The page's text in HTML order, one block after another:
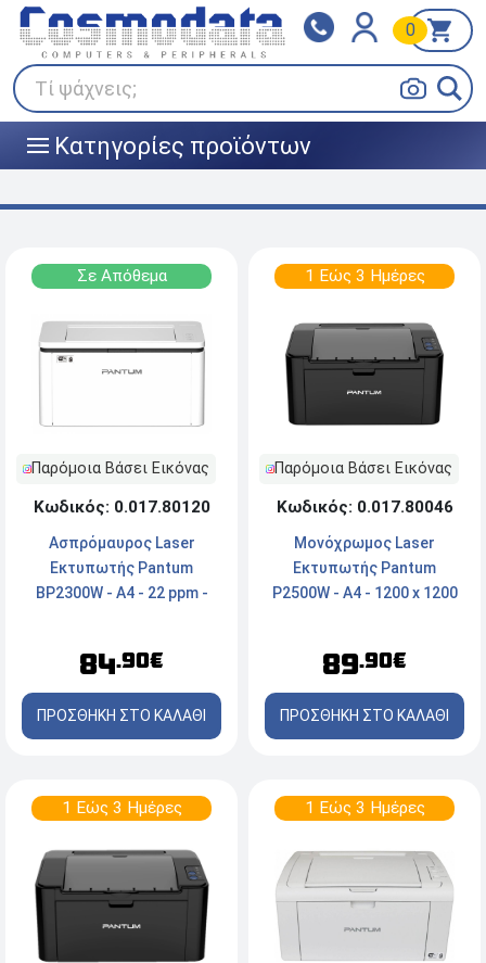
Τί ψάχνεις;
0
||| Κατηγορίες προϊόντων
Klarna
Πληρώστε σε 3
άτοκες δόσεις
BOX NOW
Σε Απόθεμα
Παρόμοια Βάσει Εικόνας
Κωδικός: 0.017.80120
Ασπρόμαυρος Laser
Εκτυπωτής Pantum
BP2300W - Α4 - 22 ppm -
84.90€
ΠΡΟΣΘΗΚΗ ΣΤΟ ΚΑΛΑΘΙ
1 Εώς 3 Ημέρες
Παρόμοια Βάσει Εικόνας
Κωδικός: 0.017.80046
Μονόχρωμος Laser
Εκτυπωτής Pantum
P2500W - A4 - 1200 x 1200
89.90€
ΠΡΟΣΘΗΚΗ ΣΤΟ ΚΑΛΑΘΙ
1 Εώς 3 Ημέρες 1 Εώς 3 Ημέρες